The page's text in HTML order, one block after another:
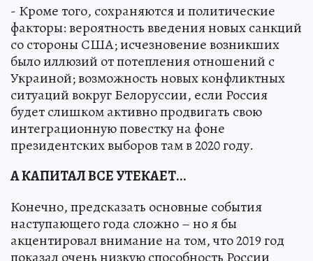
- Кроме того, сохраняются и политические
факторы: вероятность введения новых санкций
со стороны США; исчезновение возникших
было иллюзий от потепления отношений с
Украиной; возможность новых конфликтных
ситуаций вокруг Белоруссии, если Россия
будет слишком активно продвигать свою
интеграционную повестку на фоне
президентских выборов там в 2020 году.
А КАПИТАЛ ВСЕ УТЕКАЕТ...
Конечно, предсказать основные события
наступающего года сложно – но я бы
акцентировал внимание на том, что 2019 год
показал очень низкую способность России